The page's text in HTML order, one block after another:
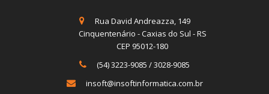
Rua David Andreazza, 149
Cinquentenário - Caxias do Sul - RS
CEP 95012-180
(54) 3223-9085 /3028-9085
insoft@insoftinformatica.com.br